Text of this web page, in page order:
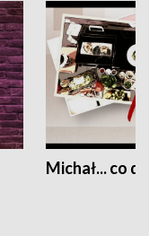
Michał... co